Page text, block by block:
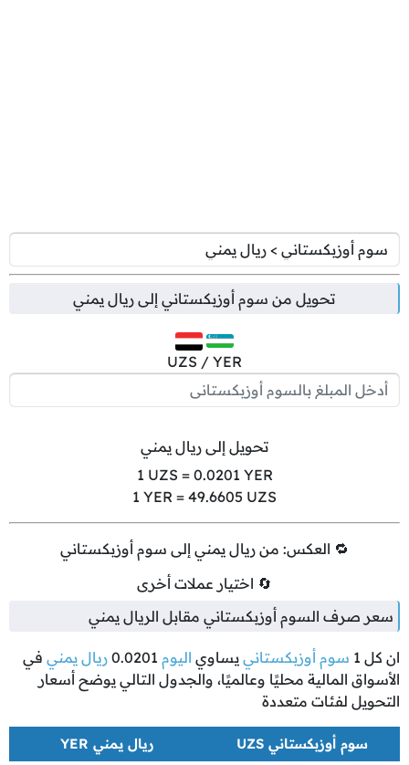
تحويل من سوم أوزبكستاني إلىريال يمني
UZS / YER
تحويل إلى ريال يمني
1 UZS = 0.0201 YER
1 YER = 49.6605 UZS
🔁 العكس: من ريال يمني إلى سوم أوزبكستاني
🔄 اختيار عملات أخرى
سعر صرف السوم أوزبكستاني مقابل الريال يمني
ان كل 1 سوم أوزبكستاني يساوي اليوم 0.0201 ريال يمني في
الأسواق المالية محليًا وعالميًا، والجدول التالي يوضح أسعار
التحويل لفئات متعددة
سوم أوزبكستاني UZS ريال يمني YER